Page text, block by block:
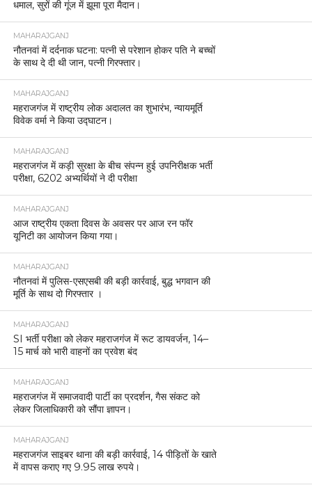
धमाल, सुरों की गूंज में झूमा पूरा मैदान।
MAHARAJGANJ
नौतनवां में दर्दनाक घटना: पत्नी से परेशान होकर पति ने बच्चों
के साथ दे दी थी जान, पत्नी गिरफ्तार।
MAHARAJGANJ
महराजगंज में राष्ट्रीय लोक अदालत का शुभारंभ, न्यायमूर्ति
विवेक वर्मा ने किया उद्घाटन।
MAHARAJGANJ
महराजगंज में कड़ी सुरक्षा के बीच संपन्न हुई उपनिरीक्षक भर्ती
परीक्षा, 6202 अभ्यर्थियों ने दी परीक्षा
MAHARAJGANJ
आज राष्ट्रीय एकता दिवस के अवसर पर आज रन फॉर
यूनिटी का आयोजन किया गया।
MAHARAJGANJ
नौतनवां में पुलिस-एसएसबी की बड़ी कार्रवाई, बुद्ध भगवान की
मूर्ति के साथ दो गिरफ्तार ।
MAHARAJGANJ
SI भर्ती परीक्षा को लेकर महराजगंज में रूट डायवर्जन, 14–
15 मार्च को भारी वाहनों का प्रवेश बंद
MAHARAJGANJ
महराजगंज में समाजवादी पार्टी का प्रदर्शन, गैस संकट को
लेकर जिलाधिकारी को सौंपा ज्ञापन।
MAHARAJGANJ
महराजगंज साइबर थाना की बड़ी कार्रवाई, 14 पीड़ितों के खाते
में वापस कराए गए 9.95 लाख रुपये।